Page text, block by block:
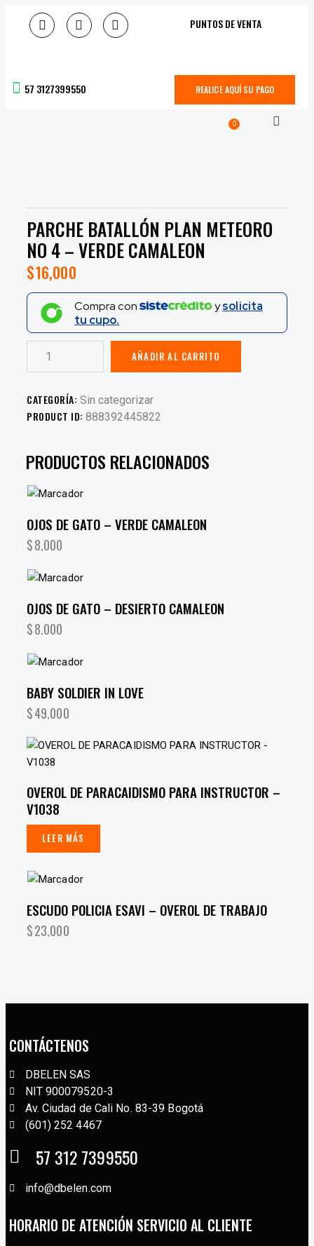
PUNTOS DE VENTA
57 3127399550 REALICE AQUÍ SU PAGO
0
PARCHE BATALLÓN PLAN METEORO
NO 4 – VERDE CAMALEON
$16,000
Compra con ysolicita
tu cupo.
AÑADIR AL CARRITO
CATEGORÍA: Sin categorizar
PRODUCT ID: 888392445822
PRODUCTOS RELACIONADOS
OJOS DE GATO – VERDE CAMALEON
$8,000
OJOS DE GATO – DESIERTO CAMALEON
$8,000
BABY SOLDIER IN LOVE
$49,000
OVEROL DE PARACAIDISMO PARA INSTRUCTOR –
V1038
LEER MÁS
ESCUDO POLICIA ESAVI – OVEROL DE TRABAJO
$23,000
CONTÁCTENOS
DBELEN SAS
NIT 900079520-3
Av. Ciudad de Cali No. 83-39 Bogotá
(601) 252 4467
57 312 7399550
info@dbelen.com
HORARIO DE ATENCIÓN SERVICIO AL CLIENTE